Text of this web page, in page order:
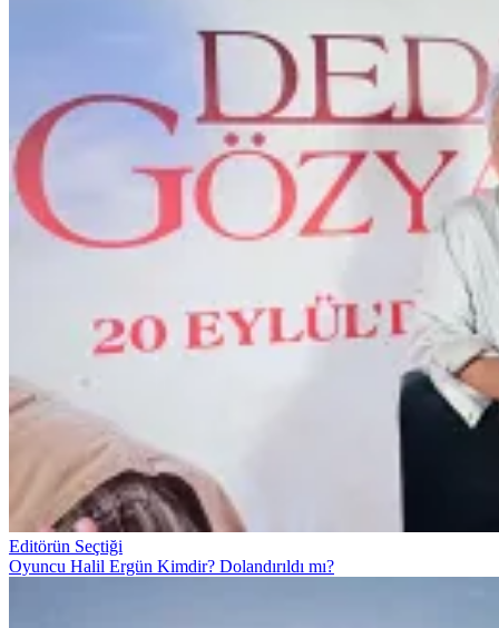
Editörün Seçtiği
Oyuncu Halil Ergün Kimdir? Dolandırıldı mı?